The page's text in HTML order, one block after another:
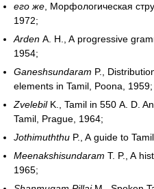
его же , Морфологическая
1972;
Arden A. H., A progressive
1954;
Ganeshsundaram P.,
elements in Tamil, Poona, 1959;
Zvelebil K., Tamil in 550 A. D.
Tamil, Prague, 1964;
Jothimuththu P., A guide to
Meenakshisundaram T. P., A
1965;